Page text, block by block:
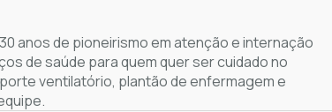
anos de pioneirismo em atenção e internação
de saúde para quem quer ser cuidado no
ventilatório, plantão de enfermagem e